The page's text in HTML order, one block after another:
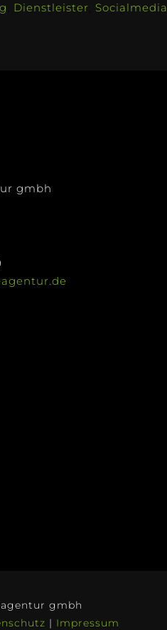
Dienstleister Socialmedia
gmbh
gmbh
| Impressum